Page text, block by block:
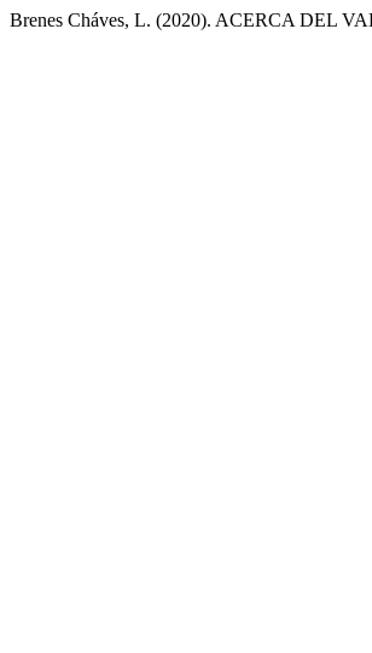
Brenes Cháves, L. (2020). ACERCA DEL